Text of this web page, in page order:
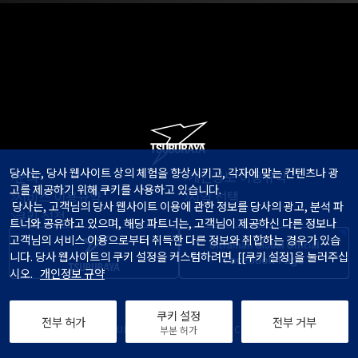
문의
개인정보 이용규약
서비스 이용규약
지역 선택
쿠키 설정
© TSUBURAYA PRODUCTIONS Co., Ltd.
당사는, 당사 웹사이트 상의 체험을 향상시키고, 각자에 맞는 컨텐츠나 광
고를 제공하기 위해 쿠키를 사용하고 있습니다.
트너와 공유하고 있으며, 해당 파트너는, 고객님이 제공하신 다른 정보나
고객님의 서비스 이용으로부터 취득한 다른 정보와 취합하는 경우가 있습
니다. 당사 웹사이트의 쿠키 설정을 커스텀하려면, [[쿠키 설정]을 눌러주십
시오. 개인정보 규약
전부 허가 쿠키 설정
부분 허가 전부 거부